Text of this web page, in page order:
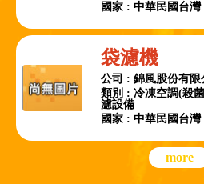
國家 : 中華民國台灣
袋濾機
公司 : 錦風股份有限
類別 : 冷凍空調(殺
濾設備
國家 : 中華民國台灣
more